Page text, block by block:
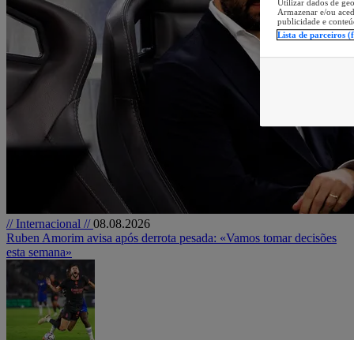
// Internacional //08.08.2026
Ruben Amorim avisa após derrota pesada: «Vamos tomar decisões
esta semana»
Utilizar dados de
Armazenar e/ou
publicidade e
Lista de parceiros